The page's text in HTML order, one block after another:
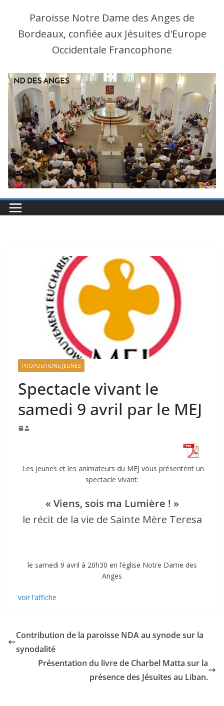
Paroisse Notre Dame des Anges de
Bordeaux, confiée aux Jésuites d'Europe
Occidentale Francophone
PROPOSITIONS JEUNES
Spectacle vivant le
samedi 9 avril par le MEJ
Les jeunes et les animateurs du MEJ vous présentent un
spectacle vivant:
« Viens, sois ma Lumière ! »
le récit de la vie de Sainte Mère Teresa
le samedi 9 avril à 20h30 en l’église Notre Dame des
Anges
voir l’affiche
Contribution de la paroisse NDA au synode sur la
synodalité
Présentation du livre de Charbel Matta sur la
présence des Jésuites au Liban.